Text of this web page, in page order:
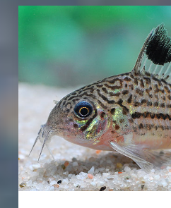
Leopardpanzerwels
(Corydoras)
julii